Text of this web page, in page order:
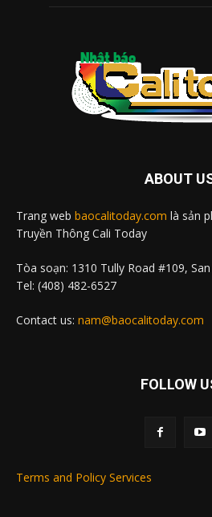
ABOUT
Trang web baocalitoday.com là sản
Truyền Thông Cali Today
Tòa soạn: 1310 Tully Road #109,
Tel: (408) 482-6527
Contact us: nam@baocalitoday.com
FOLLOW
Terms and Policy Services